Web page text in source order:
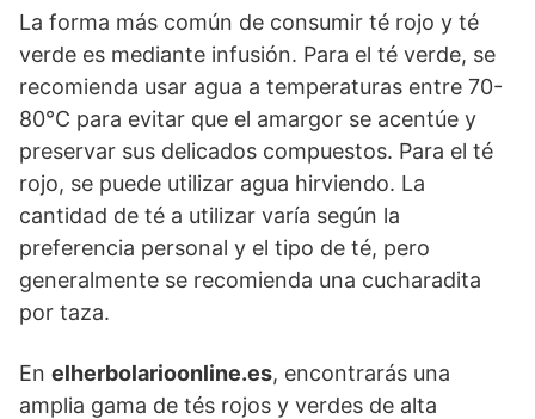
La forma más común de consumir té rojo y té
verde es mediante infusión. Para el té verde, se
recomienda usar agua a temperaturas entre 70-
80°C para evitar que el amargor se acentúe y
preservar sus delicados compuestos. Para el té
rojo, se puede utilizar agua hirviendo. La
cantidad de té a utilizar varía según la
preferencia personal y el tipo de té, pero
generalmente se recomienda una cucharadita
por taza.
En elherbolarioonline.es, encontrarás una
amplia gama de tés rojos y verdes de alta